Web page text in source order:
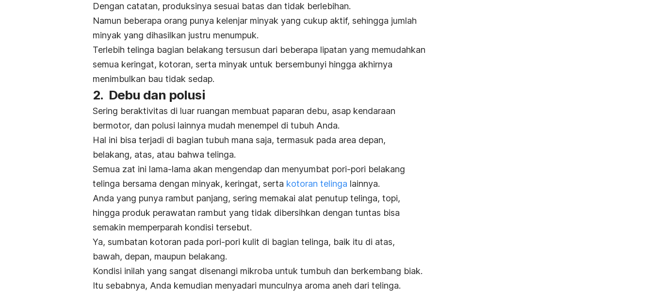
Dengan catatan, produksinya sesuai batas dan tidak berlebihan.
Namun beberapa orang punya kelenjar minyak yang cukup aktif, sehingga jumlah
minyak yang dihasilkan justru menumpuk.
Terlebih telinga bagian belakang tersusun dari beberapa lipatan yang memudahkan
semua keringat, kotoran, serta minyak untuk bersembunyi hingga akhirnya
menimbulkan bau tidak sedap.
2. Debu dan polusi
Sering beraktivitas di luar ruangan membuat paparan debu, asap kendaraan
bermotor, dan polusi lainnya mudah menempel di tubuh Anda.
Hal ini bisa terjadi di bagian tubuh mana saja, termasuk pada area depan,
belakang, atas, atau bahwa telinga.
Semua zat ini lama-lama akan mengendap dan menyumbat pori-pori belakang
telinga bersama dengan minyak, keringat, serta kotoran telinga lainnya.
Anda yang punya rambut panjang, sering memakai alat penutup telinga, topi,
hingga produk perawatan rambut yang tidak dibersihkan dengan tuntas bisa
semakin memperparah kondisi tersebut.
Ya, sumbatan kotoran pada pori-pori kulit di bagian telinga, baik itu di atas,
bawah, depan, maupun belakang.
Kondisi inilah yang sangat disenangi mikroba untuk tumbuh dan berkembang biak.
Itu sebabnya, Anda kemudian menyadari munculnya aroma aneh dari telinga.